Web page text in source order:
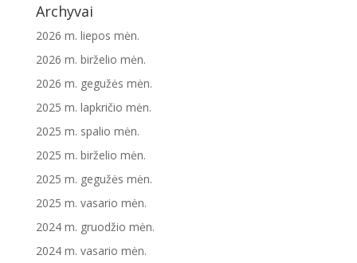
Archyvai
2026 m. liepos mėn.
2026 m. birželio mėn.
2026 m. gegužės mėn.
2025 m. lapkričio mėn.
2025 m. spalio mėn.
2025 m. birželio mėn.
2025 m. gegužės mėn.
2025 m. vasario mėn.
2024 m. gruodžio mėn.
2024 m. vasario mėn.